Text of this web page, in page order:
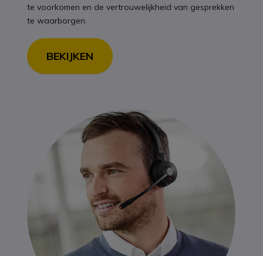
te voorkomen en de vertrouwelijkheid van gesprekken
te waarborgen.
BEKIJKEN